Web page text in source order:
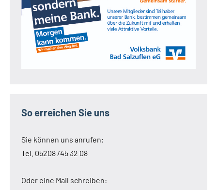
So erreichen Sie uns
Sie können uns anrufen:
Tel. 05208 /45 32 08
Oder eine Mail schreiben: